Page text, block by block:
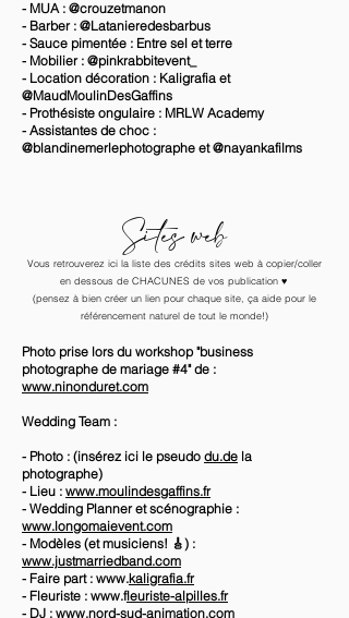
- MUA : @crouzetmanon
- Barber : @Latanieredesbarbus
- Sauce pimentée : Entre sel et terre
- Mobilier : @pinkrabbitevent_
- Location décoration : Kaligrafia et
@MaudMoulinDesGaffins
- Prothésiste ongulaire : MRLW Academy
- Assistantes de choc :
@blandinemerlephotographe et @nayankafilms
Sites web
Vous retrouverez ici la liste des crédits sites web à copier/coller
en dessous de CHACUNES de vos publication ♥️
(pensez à bien créer un lien pour chaque site, ça aide pour le
référencement naturel de tout le monde!)
Photo prise lors du workshop "business
photographe de mariage #4" de :
www.ninonduret.com
Wedding Team :
- Photo : (insérez ici le pseudo du.de la
photographe)
- Lieu : www.moulindesgaffins.fr
- Wedding Planner et scénographie :
www.longomaievent.com
- Modèles (et musiciens! 🎸) :
www.justmarriedband.com
- Faire part : www.kaligrafia.fr
- Fleuriste : www.fleuriste-alpilles.fr
- DJ : www.nord-sud-animation.com